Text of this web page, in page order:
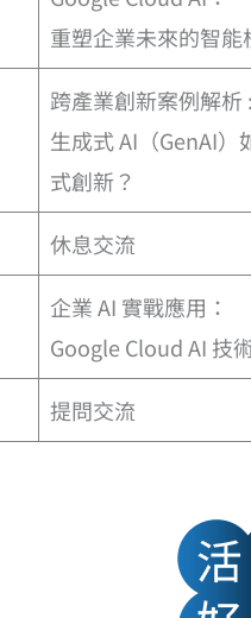
重塑企業未來的智能
跨產業創新案例解析 :
生成式 AI（GenAI
式創新？
休息交流
企業 AI 實戰應用：
Google Cloud AI 技
提問交流